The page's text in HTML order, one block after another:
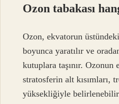
Ozon tabakası
Ozon, ekvatorun
boyunca yaratılır ve
kutuplara taşınır. Ozonun
stratosferin alt kısımları,
yüksekliğiyle